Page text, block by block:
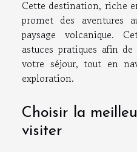
Cette destination, riche
promet des aventures
paysage volcanique.
astuces pratiques afin
votre séjour, tout en
exploration.
Choisir la
visiter